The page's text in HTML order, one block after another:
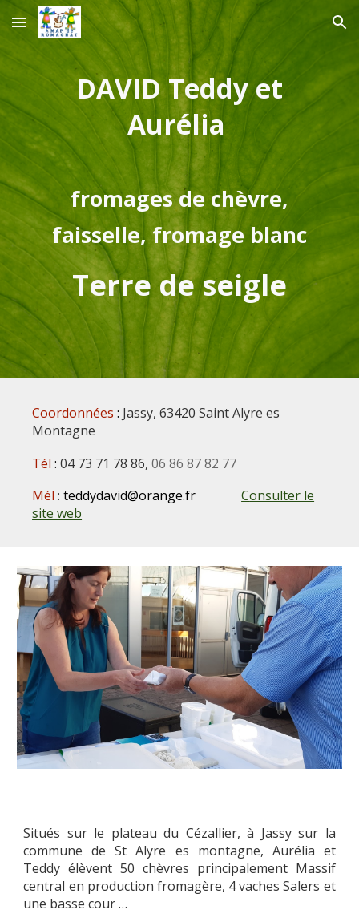
Skip to main content Skip to navigation
DAVID Teddy et
Aurélia
fromages de chèvre,
faisselle, fromage blanc
Terre de seigle
Coordonnées : Jassy, 63420 Saint Alyre es
Montagne
Tél: 04 73 71 78 86,06 86 87 82 77
Mél:teddydavid@orange.fr Consulter le
site web
Situés sur le plateau du Cézallier, à Jassy sur la
commune de St Alyre es montagne, Aurélia et
Teddyélèvent 50 chèvres principalement Massif
central en production fromagère, 4 vaches Salers et
une basse cour …